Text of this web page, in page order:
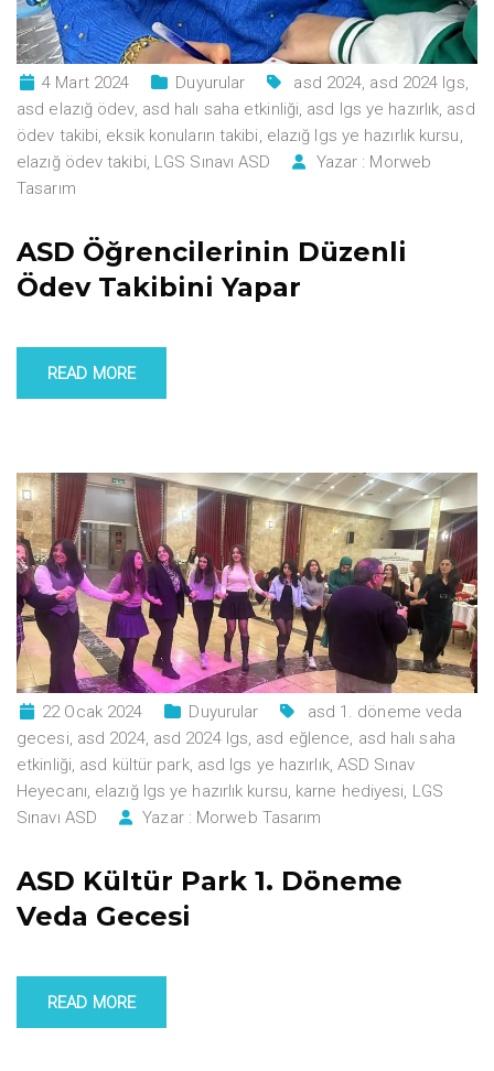
4 Mart 2024 Duyurular asd 2024, asd 2024 lgs,
asd elazığ ödev, asd halı saha etkinliği, asd lgs ye hazırlık, asd
ödev takibi, eksik konuların takibi, elazığ lgs ye hazırlık kursu,
elazığ ödev takibi, LGS Sınavı ASD Yazar : Morweb
Tasarım
ASD Öğrencilerinin Düzenli
Ödev Takibini Yapar
READ MORE
22 Ocak 2024 Duyurular
asd 1. döneme veda
gecesi, asd 2024, asd 2024 lgs, asd eğlence, asd halı saha
etkinliği, asd kültür park, asd lgs ye hazırlık, ASD Sınav
Heyecanı, elazığ lgs ye hazırlık kursu, karne hediyesi, LGS
Sınavı ASD
Yazar : Morweb Tasarım
ASD Kültür Park 1. Döneme
Veda Gecesi
READ MORE